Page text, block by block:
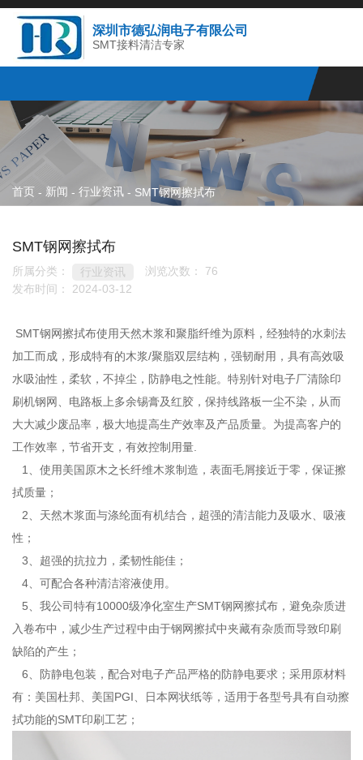
深圳市德弘润电子有限公司
SMT接料清洁专家
首页 - 新闻 - 行业资讯 - SMT钢网擦拭布
SMT钢网擦拭布
所属分类： 行业资讯 浏览次数： 76
发布时间： 2024-03-12
SMT钢网擦拭布使用天然木浆和聚脂纤维为原料，经独特的水刺法
加工而成，形成特有的木浆/聚脂双层结构，强韧耐用，具有高效吸
水吸油性，柔软，不掉尘，防静电之性能。特别针对电子厂清除印
刷机钢网、电路板上多余锡膏及红胶，保持线路板一尘不染，从而
大大减少废品率，极大地提高生产效率及产品质量。为提高客户的
工作效率，节省开支，有效控制用量.
1、使用美国原木之长纤维木浆制造，表面毛屑接近于零，保证擦
拭质量；
2、天然木浆面与涤纶面有机结合，超强的清洁能力及吸水、吸液
性；
3、超强的抗拉力，柔韧性能佳；
4、可配合各种清洁溶液使用。
5、我公司特有10000级净化室生产SMT钢网擦拭布，避免杂质进
入卷布中，减少生产过程中由于钢网擦拭中夹藏有杂质而导致印刷
缺陷的产生；
6、防静电包装，配合对电子产品严格的防静电要求；采用原材料
有：美国杜邦、美国PGI、日本网状纸等，适用于各型号具有自动擦
拭功能的SMT印刷工艺；